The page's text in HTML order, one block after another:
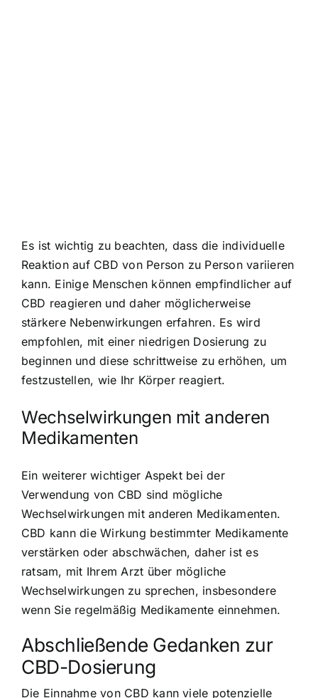
Es ist wichtig zu beachten, dass die individuelle
Reaktion auf CBD von Person zu Person variieren
kann. Einige Menschen können empfindlicher auf
CBD reagieren und daher möglicherweise
stärkere Nebenwirkungen erfahren. Es wird
empfohlen, mit einer niedrigen Dosierung zu
beginnen und diese schrittweise zu erhöhen, um
festzustellen, wie Ihr Körper reagiert.
Wechselwirkungen mit anderen
Medikamenten
Ein weiterer wichtiger Aspekt bei der
Verwendung von CBD sind mögliche
Wechselwirkungen mit anderen Medikamenten.
CBD kann die Wirkung bestimmter Medikamente
verstärken oder abschwächen, daher ist es
ratsam, mit Ihrem Arzt über mögliche
Wechselwirkungen zu sprechen, insbesondere
wenn Sie regelmäßig Medikamente einnehmen.
Abschließende Gedanken zur
CBD-Dosierung
Die Einnahme von CBD kann viele potenzielle